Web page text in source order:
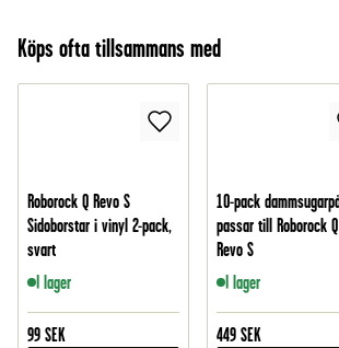
Köps ofta tillsammans med
Roborock Q Revo S
Sidoborstar i vinyl 2-pack,
svart
I lager
99 SEK
10-pack
passar till Roborock Q
Revo S
I lager
449 SEK